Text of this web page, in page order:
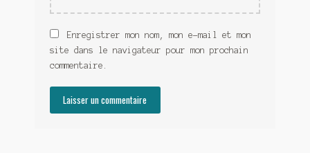
Enregistrer mon nom, mon e-mail et mon
site dans le navigateur pour mon prochain
commentaire.